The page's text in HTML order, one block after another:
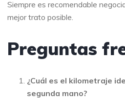
Siempre es recomendable
mejor trato posible.
Preguntas
¿Cuál es el kilometraje
segunda mano?